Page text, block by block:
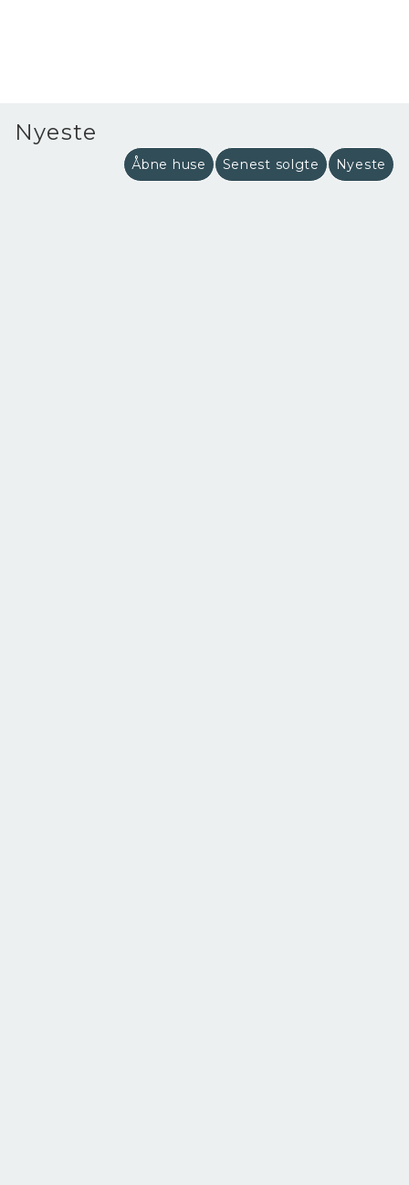
Nyeste
Åbne huse Senest solgte Nyeste